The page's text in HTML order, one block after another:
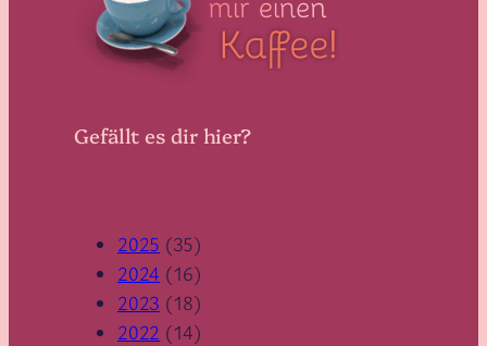
Gefällt es dir hier?
2025 (35)
2024 (16)
2023 (18)
2022 (14)